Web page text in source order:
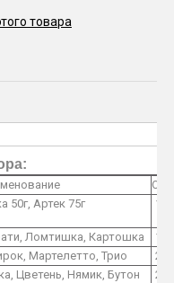
товара
O1
50г, Артек 75г
1
Ломтишка, Картошка
1
Мартелетто, Трио
2
Цветень, Нямик, Бутон
2